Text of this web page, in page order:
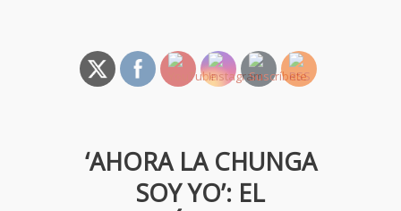
‘AHORA LA CHUNGA
SOY YO’: EL